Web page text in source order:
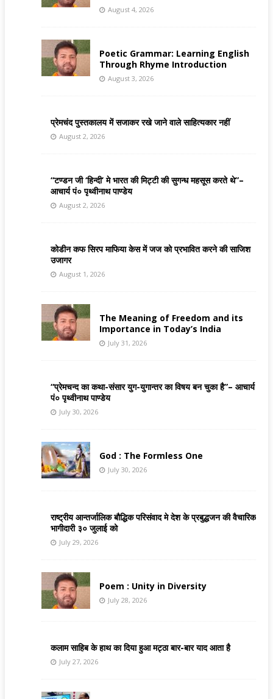
August 4, 2026
Poetic Grammar: Learning English
Through Rhyme Introduction
August 3, 2026
प्रेमचंद पुस्तकालय में सजाकर रखे जाने वाले साहित्यकार नहीं
August 2, 2026
“टण्डन जी ‘हिन्दी’ मे भारत की मिट्टी की सुगन्ध महसूस करते थे”–
आचार्य पं० पृथ्वीनाथ पाण्डेय
August 2, 2026
कोडीन कफ सिरप माफिया केस में जज को प्रभावित करने की साजिश
उजागर
August 1, 2026
The Meaning of Freedom and its
Importance in Today’s India
July 31, 2026
“प्रेमचन्द का कथा-संसार युग-युगान्तर का विषय बन चुका है”– आचार्य
पं० पृथ्वीनाथ पाण्डेय
July 30, 2026
God : The Formless One
July 30, 2026
राष्ट्रीय आन्तर्जालिक बौद्धिक परिसंवाद मे देश के प्रबुद्धजन की वैचारिक
भागीदारी ३० जुलाई को
July 29, 2026
Poem : Unity in Diversity
July 28, 2026
कलाम साहिब के हाथ का दिया हुआ मट्ठा बार-बार याद आता है
July 27, 2026